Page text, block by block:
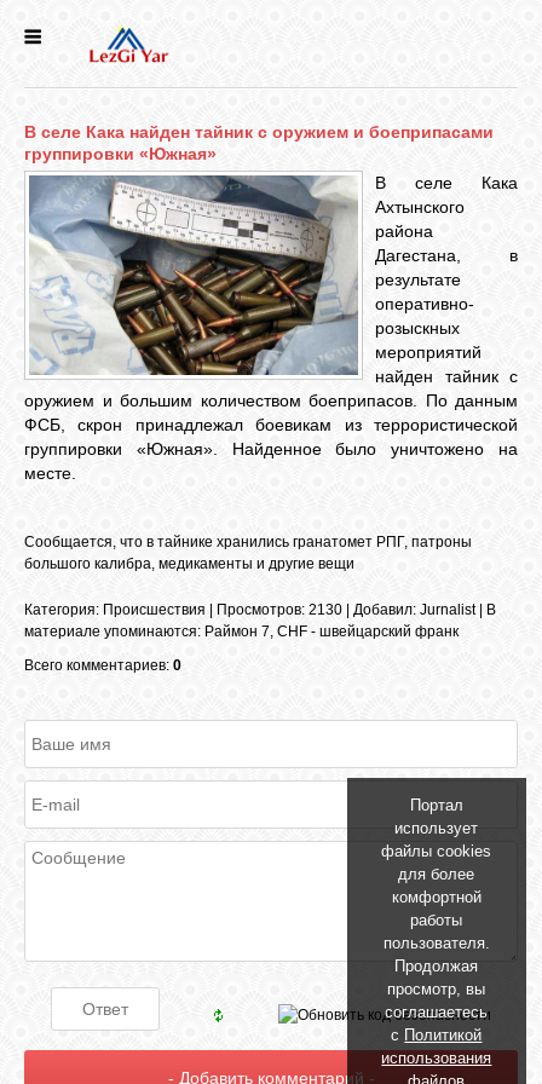
СЕЛА
ИСТОРИЯ
КУЛЬТУРА
ГОЛОС
БИБЛИОТЕКА
О САЙТЕ
В селе Кака найден тайник с оружием и боеприпасами
группировки «Южная»
В селе Кака
Ахтынского
района
Дагестана, в
результате
оперативно-
розыскных
мероприятий
найден тайник с
оружием и большим количеством боеприпасов. По данным
ФСБ, скрон принадлежал боевикам из террористической
группировки «Южная». Найденное было уничтожено на
месте.
Сообщается, что в тайнике хранились гранатомет РПГ, патроны
большого калибра, медикаменты и другие вещи
Категория: Происшествия Просмотров: 2130 | Добавил: Jurnalist|
В
материале упоминаются: Раймон 7, CHF - швейцарский франк
Всего комментариев: 0
Портал
использует
файлы cookies
для более
комфортной
работы
пользователя.
Продолжая
просмотр, вы
соглашаетесь
с Политикой
использования